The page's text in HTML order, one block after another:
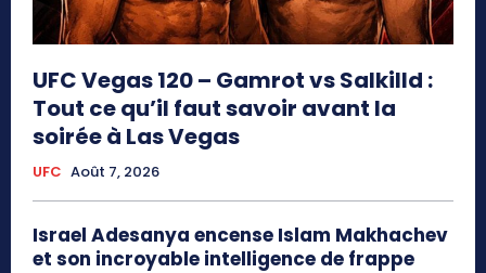
UFC Vegas 120 – Gamrot vs Salkilld :
Tout ce qu’il faut savoir avant la
soirée à Las Vegas
UFC Août 7, 2026
Israel Adesanya encense Islam Makhachev
et son incroyable intelligence de frappe